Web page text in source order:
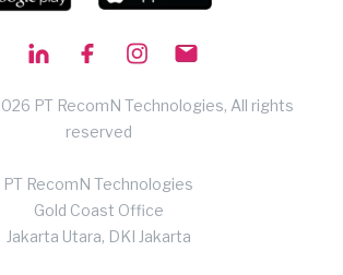
PT RecomN Technologies, All rights
reserved
PT RecomN Technologies
Gold Coast Office
Jakarta Utara, DKI Jakarta